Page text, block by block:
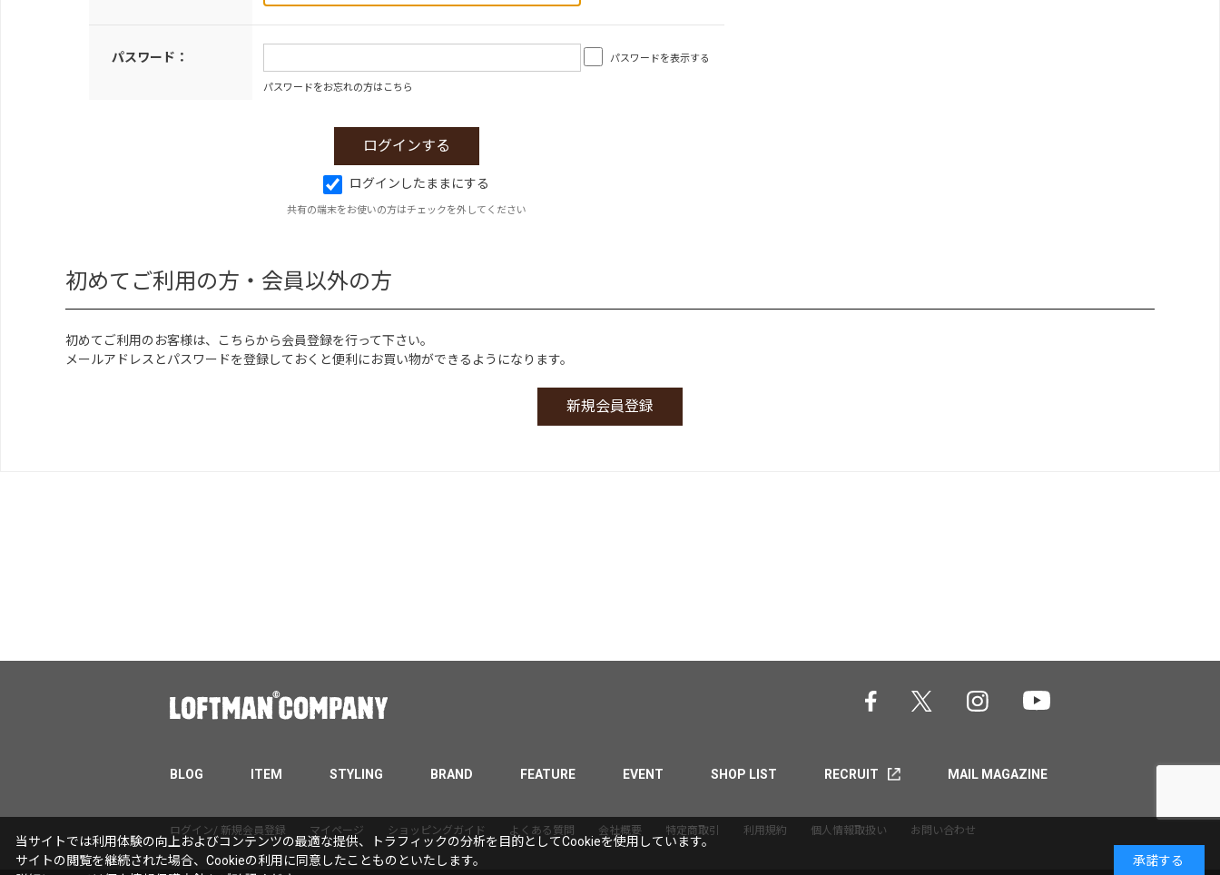
パスワード： パスワードを表示する
パスワードをお忘れの方はこちら
ログインしたままにする
共有の端末をお使いの方はチェックを外してください
初めてご利用の方・会員以外の方
初めてご利用のお客様は、こちらから会員登録を行って下さい。
メールアドレスとパスワードを登録しておくと便利にお買い物ができるようになります。
BLOG ITEM STYLING BRAND FEATURE EVENT SHOP LIST RECRUIT MAIL MAGAZINE
ログイン/ 新規会員登録 マイページ ショッピングガイド よくある質問 会社概要 特定商取引 利用規約 個人情報取扱い お問い合わせ
当サイトでは利用体験の向上およびコンテンツの最適な提供、トラフィックの分析を目的としてCookieを使用しています。
サイトの閲覧を継続された場合、Cookieの利用に同意したことものといたします。
承諾する